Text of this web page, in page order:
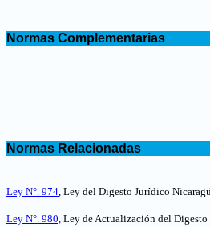
Normas Complementarias
Normas Relacionadas
Ley N°. 974, Ley del Digesto Jurídico
Ley N°. 980, Ley de Actualización del Digesto